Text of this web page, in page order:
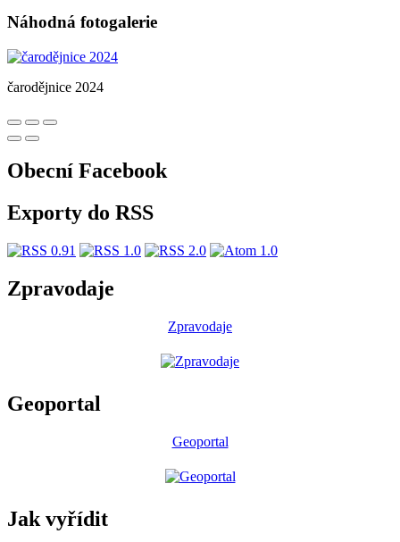
Náhodná fotogalerie
čarodějnice 2024
Obecní Facebook
Exporty do RSS
Zpravodaje
Zpravodaje
Geoportal
Geoportal
Jak vyřídit